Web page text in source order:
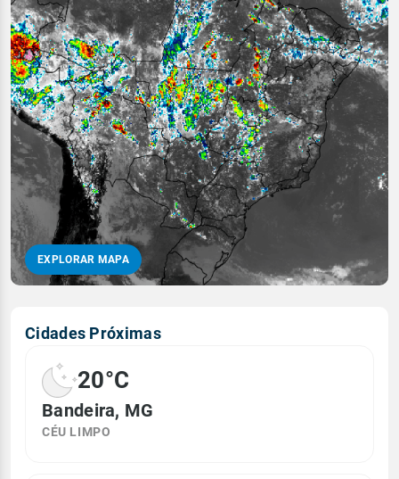
EXPLORAR MAPA
Cidades Próximas
20°C
Bandeira, MG
CÉU LIMPO